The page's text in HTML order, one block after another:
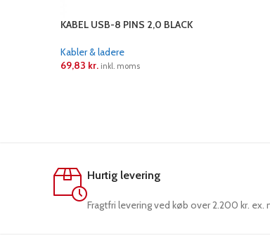
KABEL USB-8 PINS 2,0 BLACK
Kabler & ladere
69,83 kr. inkl. moms
Hurtig levering
Fragtfri levering ved køb over 2.200 kr. ex.